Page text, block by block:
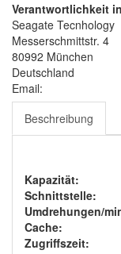
Verantwortlichkeit
Seagate Tecnhology
Messerschmittstr. 4
80992 München
Deutschland
Email:
Beschreibung
Kapazität:
Schnittstelle:
Umdrehungen/
Cache:
Zugriffszeit: